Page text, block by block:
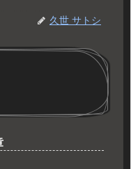
久世 サトシ